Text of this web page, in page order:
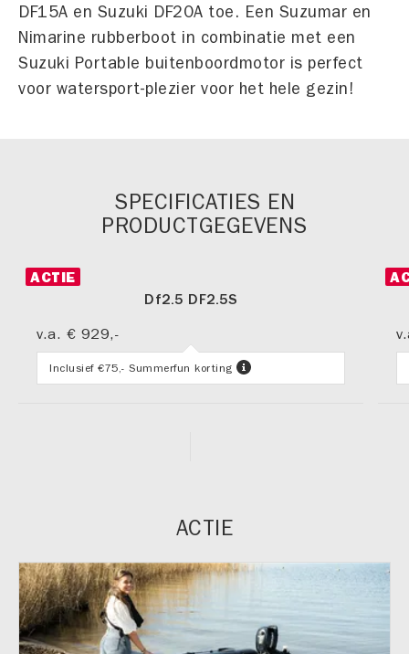
DF15A en Suzuki DF20A toe. Een Suzumar en
Nimarine rubberboot in combinatie met een
Suzuki Portable buitenboordmotor is perfect
voor watersport-plezier voor het hele gezin!
SPECIFICATIES EN
PRODUCTGEGEVENS
ACTIE
Df2.5 DF2.5S
v.a. € 929,-
Inclusief €75,- Summerfun korting
ACTIE